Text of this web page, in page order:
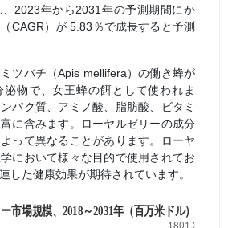
2023年から2031年の予測期間にか
CAGR）が 5.83％で成長すると予測
ツバチ（Apis mellifera）の働き蜂が
物で、女王蜂の餌として使われま
パク質、アミノ酸、脂肪酸、ビタミ
に含みます。ローヤルゼリーの成分
って異なることがあります。ローヤ
において様々な目的で使用されてお
した健康効果が期待されています。